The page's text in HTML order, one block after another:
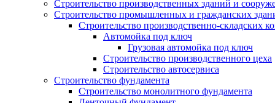
Строительство производственных зданий и
Строительство промышленных и гражданских
Строительство производственно-складских
Автомойка под ключ
Грузовая автомойка под ключ
Строительство производственного цеха
Строительство автосервиса
Строительство фундамента
Строительство монолитного фундамента